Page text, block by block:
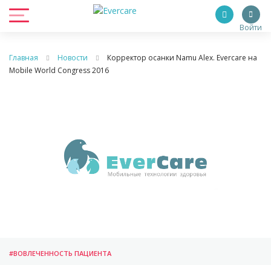
Войти
Главная Новости
Корректор осанки Namu Alex. Evercare на
Mobile World Congress 2016
#ВОВЛЕЧЕННОСТЬ ПАЦИЕНТА